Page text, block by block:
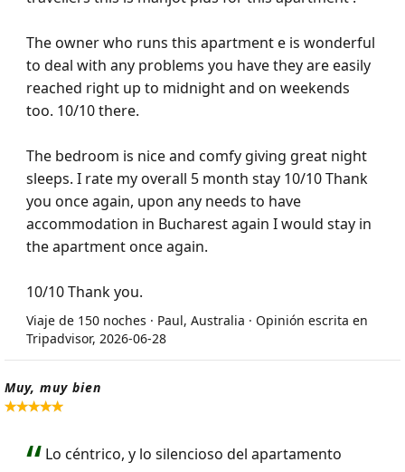
The owner who runs this apartment e is wonderful
to deal with any problems you have they are easily
reached right up to midnight and on weekends
too. 10/10 there.
The bedroom is nice and comfy giving great night
sleeps. I rate my overall 5 month stay 10/10 Thank
you once again, upon any needs to have
accommodation in Bucharest again I would stay in
the apartment once again.
10/10 Thank you.
Viaje de 150 noches · Paul, Australia · Opinión escrita en
Tripadvisor, 2026-06-28
Muy, muy bien
Lo céntrico, y lo silencioso del apartamento